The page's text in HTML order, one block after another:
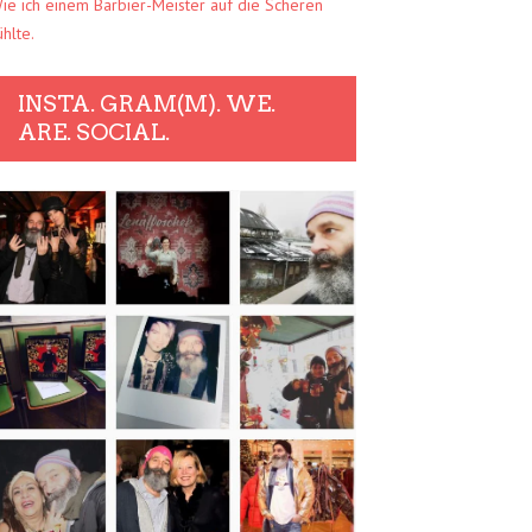
ich einem Barbier-Meister auf die Scheren
INSTA. GRAM(M). WE.
ARE. SOCIAL.